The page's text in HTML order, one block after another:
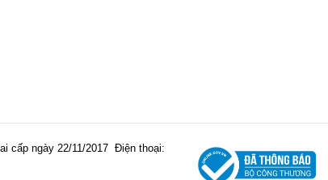
cấp ngày 22/11/2017 Điện thoại: